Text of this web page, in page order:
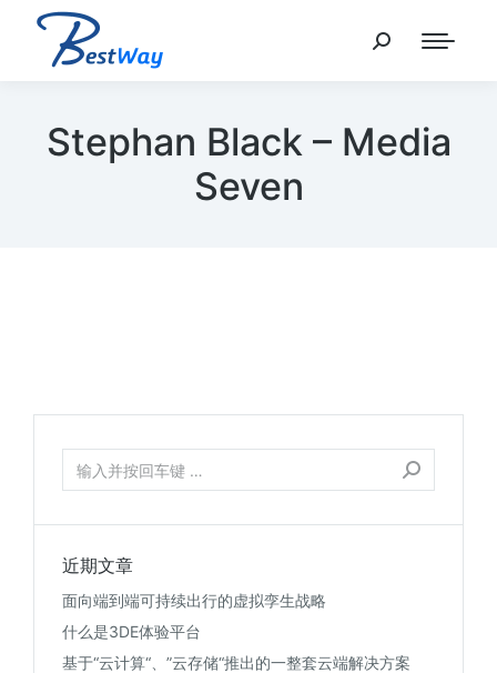
Stephan Black – Media
Seven
近期文章
面向端到端可持续出行的虚拟孪生战略
什么是3DE体验平台
基于“云计算“、”云存储“推出的一整套云端解决方案